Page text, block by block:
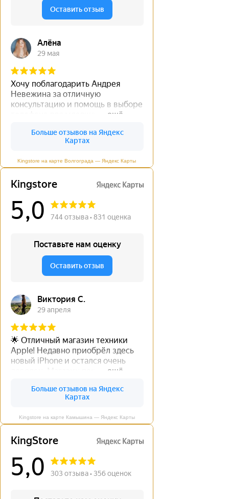
Kingstore на карте Волгограда — Яндекс Карты
Kingstore на карте Камышина — Яндекс Карты